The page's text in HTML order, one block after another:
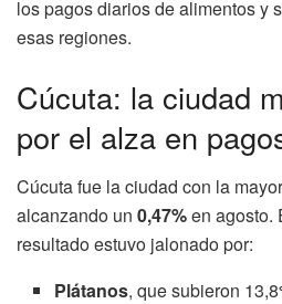
los pagos diarios de alimentos y
esas regiones.
Cúcuta: la ciudad
por el alza en
Cúcuta fue la ciudad con la
alcanzando un 0,47%en agosto.
resultado estuvo jalonado por:
Plátanos, que subieron